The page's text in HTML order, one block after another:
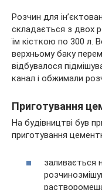
Розчин для
складається з двох
їм кісткою по 300 л.
верхньому баку
відбувалося
канал і обжимали
Приготування
На будівництві був
приготування
заливається